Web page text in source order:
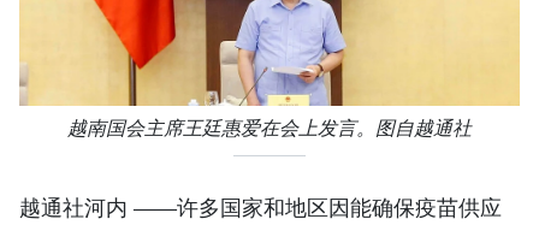
越南国会主席王廷惠爱在会上发言。图自越通社
越通社河内 ——许多国家和地区因能确保疫苗供应